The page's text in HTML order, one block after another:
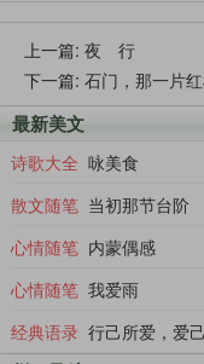
通人家的屋顶。衔来
自己的唾液，就做成
这就是家的意味。雌
孵卵。当儿女长大之
住上一晚，说不定第
开，洞口毛糙、洞前
蛇的家门，幽暗中火
窝，蚂蚁进进出出，
上一篇: 夜 行
下一篇: 石门，那一片
最新美文
诗歌大全 咏美食
散文随笔 当初那节台阶
心情随笔 内蒙偶感
心情随笔 我爱雨
经典语录 行己所爱，爱